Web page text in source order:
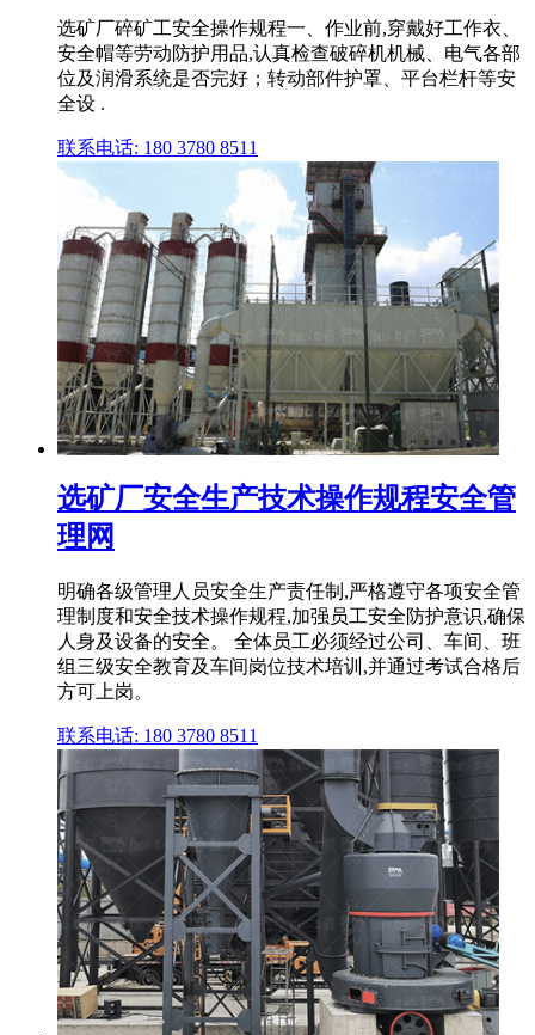
选矿厂碎矿工安全操作规程一、作业前,穿戴好工作衣、
安全帽等劳动防护用品,认真检查破碎机机械、电气各部
位及润滑系统是否完好；转动部件护罩、平台栏杆等安
全设 .
联系电话: 180 3780 8511
选矿厂安全生产技术操作规程安全管
理网
明确各级管理人员安全生产责任制,严格遵守各项安全管
理制度和安全技术操作规程,加强员工安全防护意识,确保
人身及设备的安全。 全体员工必须经过公司、车间、班
组三级安全教育及车间岗位技术培训,并通过考试合格后
方可上岗。
联系电话: 180 3780 8511